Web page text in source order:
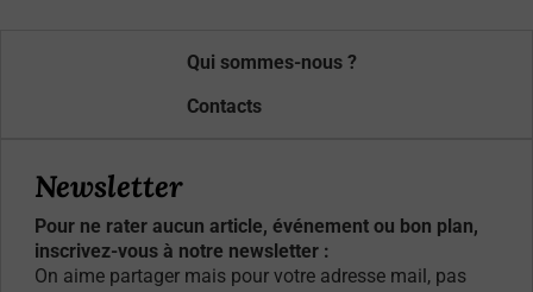
Qui sommes-nous ?
Contacts
Newsletter
Pour ne rater aucun article, événement ou bon plan,
inscrivez-vous à notre newsletter :
On aime partager mais pour votre adresse mail, pas